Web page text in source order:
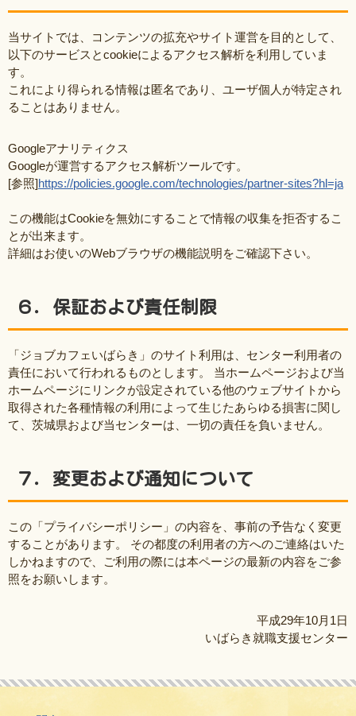
当サイトでは、コンテンツの拡充やサイト運営を目的として、
以下のサービスとcookieによるアクセス解析を利用していま
す。
これにより得られる情報は匿名であり、ユーザ個人が特定され
ることはありません。
Googleアナリティクス
Googleが運営するアクセス解析ツールです。
[参照]https://policies.google.com/technologies/partner-sites?hl=ja
この機能はCookieを無効にすることで情報の収集を拒否するこ
とが出来ます。
詳細はお使いのWebブラウザの機能説明をご確認下さい。
６．保証および責任制限
「ジョブカフェいばらき」のサイト利用は、センター利用者の
責任において行われるものとします。 当ホームページおよび当
ホームページにリンクが設定されている他のウェブサイトから
取得された各種情報の利用によって生じたあらゆる損害に関し
て、茨城県および当センターは、一切の責任を負いません。
７．変更および通知について
この「プライバシーポリシー」の内容を、事前の予告なく変更
することがあります。 その都度の利用者の方へのご連絡はいた
しかねますので、ご利用の際には本ページの最新の内容をご参
照をお願いします。
平成29年10月1日
いばらき就職支援センター